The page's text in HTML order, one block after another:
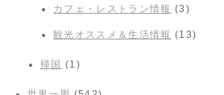
カフェ・レストラン情報 (3)
観光オススメ＆生活情報 (13)
帰国 (1)